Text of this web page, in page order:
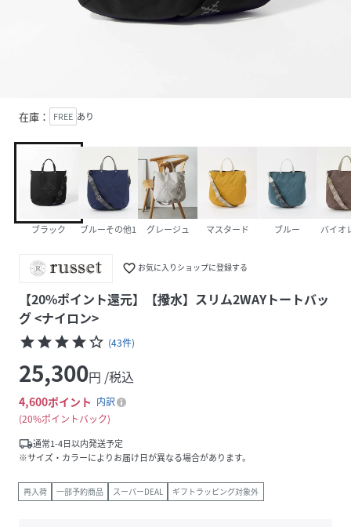
在庫： FREE あり
ブラック ブルーその他1 グレージュ マスタード ブルー バイオ
favorite_border お気に入りショップに登録する
【20%ポイント還元】【撥水】スリム2WAYトートバッ
グ <ナイロン>
starstarstarstarstar_border (43件)
25,300円 /税込
4,600ポイント 内訳
20%ポイントバック
local_shipping通常1-4日以内発送予定
※サイズ・カラーによりお届け日が異なる場合があります。
再入荷 一部予約商品 スーパーDEAL ギフトラッピング対象外